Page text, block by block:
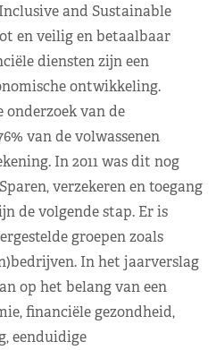
and Sustainable
en veilig en betaalbaar
diensten zijn een
ontwikkeling.
onderzoek van de
van de volwassenen
In 2011 was dit nog
verzekeren en toegang
de volgende stap. Er is
groepen zoals
In het jaarverslag
op het belang van een
financiële gezondheid,
eenduidige